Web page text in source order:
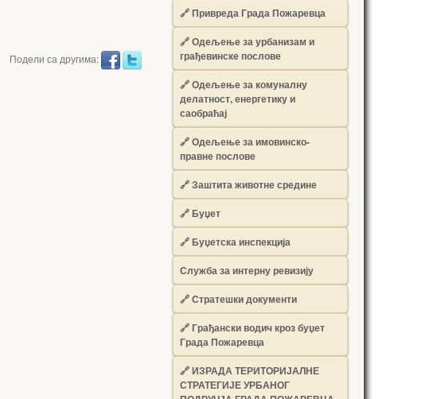
Подели са другима:
🔗Привреда Града Пожаревца
🔗Одељење за урбанизам и
грађевинске послове
🔗Одељење за комуналну
делатност, енергетику и
саобраћај
🔗Одељење за имовинско-
правне послове
🔗Заштита животне средине
🔗Буџет
🔗Буџетска инспекција
Служба за интерну ревизију
🔗Стратешки документи
🔗Грађански водич кроз буџет
Града Пожаревца
🔗ИЗРАДА ТЕРИТОРИЈАЛНЕ
СТРАТЕГИЈЕ УРБАНОГ